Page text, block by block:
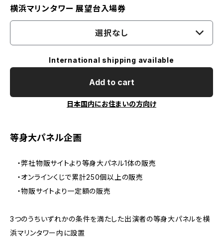
横浜マリンタワー 展望台入場券
選択なし
International shipping available
Add to cart
日本国内にお住まいの方向け
等身大パネル企画
・弊社物販サイトより等身大パネル1体の販売
・オンラインくじで累計250個以上の販売
・物販サイトより一定額の販売
3つのうちいずれかの条件を満たした出演者の等身大パネルを横
浜マリンタワー内に設置